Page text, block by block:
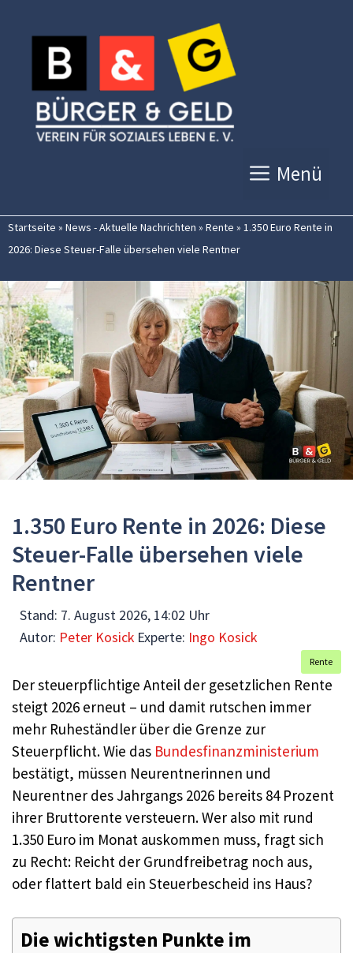
Inhalt
springen
Menü
Startseite » News - Aktuelle Nachrichten » Rente » 1.350 Euro Rente in
2026: Diese Steuer-Falle übersehen viele Rentner
1.350 Euro Rente in 2026: Diese
Steuer-Falle übersehen viele
Rentner
Stand: 7. August 2026, 14:02 Uhr
Autor: Peter Kosick Experte: Ingo Kosick
Rente
Der steuerpflichtige Anteil der gesetzlichen Rente
steigt 2026 erneut – und damit rutschen immer
mehr Ruheständler über die Grenze zur
Steuerpflicht. Wie das Bundesfinanzministerium
bestätigt, müssen Neurentnerinnen und
Neurentner des Jahrgangs 2026 bereits 84 Prozent
ihrer Bruttorente versteuern. Wer also mit rund
1.350 Euro im Monat auskommen muss, fragt sich
zu Recht: Reicht der Grundfreibetrag noch aus,
oder flattert bald ein Steuerbescheid ins Haus?
Die wichtigsten Punkte im